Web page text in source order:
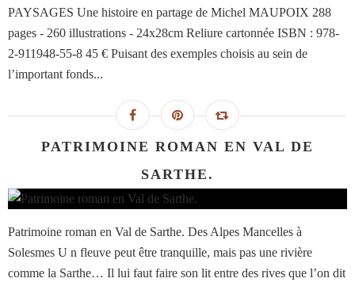
PAYSAGES Une histoire en partage de Michel MAUPOIX 288
pages - 260 illustrations - 24x28cm Reliure cartonnée ISBN : 978-
2-911948-55-8 45 € Puisant des exemples choisis au sein de
l’important fonds...
PATRIMOINE ROMAN EN VAL DE
SARTHE.
Patrimoine roman en Val de Sarthe. Des Alpes Mancelles à
Solesmes U n fleuve peut être tranquille, mais pas une rivière
comme la Sarthe… Il lui faut faire son lit entre des rives que l’on dit